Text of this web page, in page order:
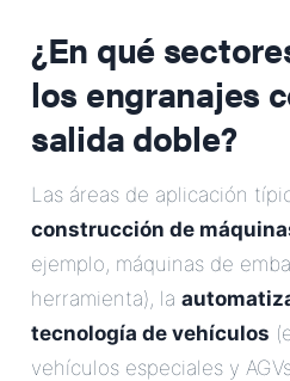
¿En qué
los engranajes
salida doble?
Las áreas de aplicación
construcción de
ejemplo, máquinas de
herramienta), la
tecnología de vehículos
vehículos especiales y